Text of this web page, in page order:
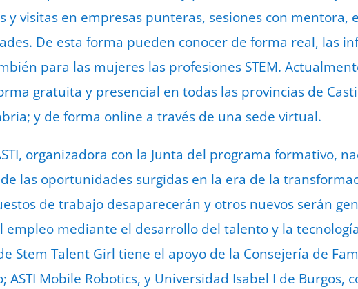
y visitas en empresas punteras, sesiones con mentora,
De esta forma pueden conocer de forma real, las
para las mujeres las profesiones STEM.
gratuita y presencial en todas las provincias de
y de forma online a través de una sede virtual.
organizadora con la Junta del programa formativo,
las oportunidades surgidas en la era de la
de trabajo desaparecerán y otros nuevos serán
empleo mediante el desarrollo del talento y la
Stem Talent Girl tiene el apoyo de la Consejería de
ASTI Mobile Robotics, y Universidad Isabel I de Burgos,